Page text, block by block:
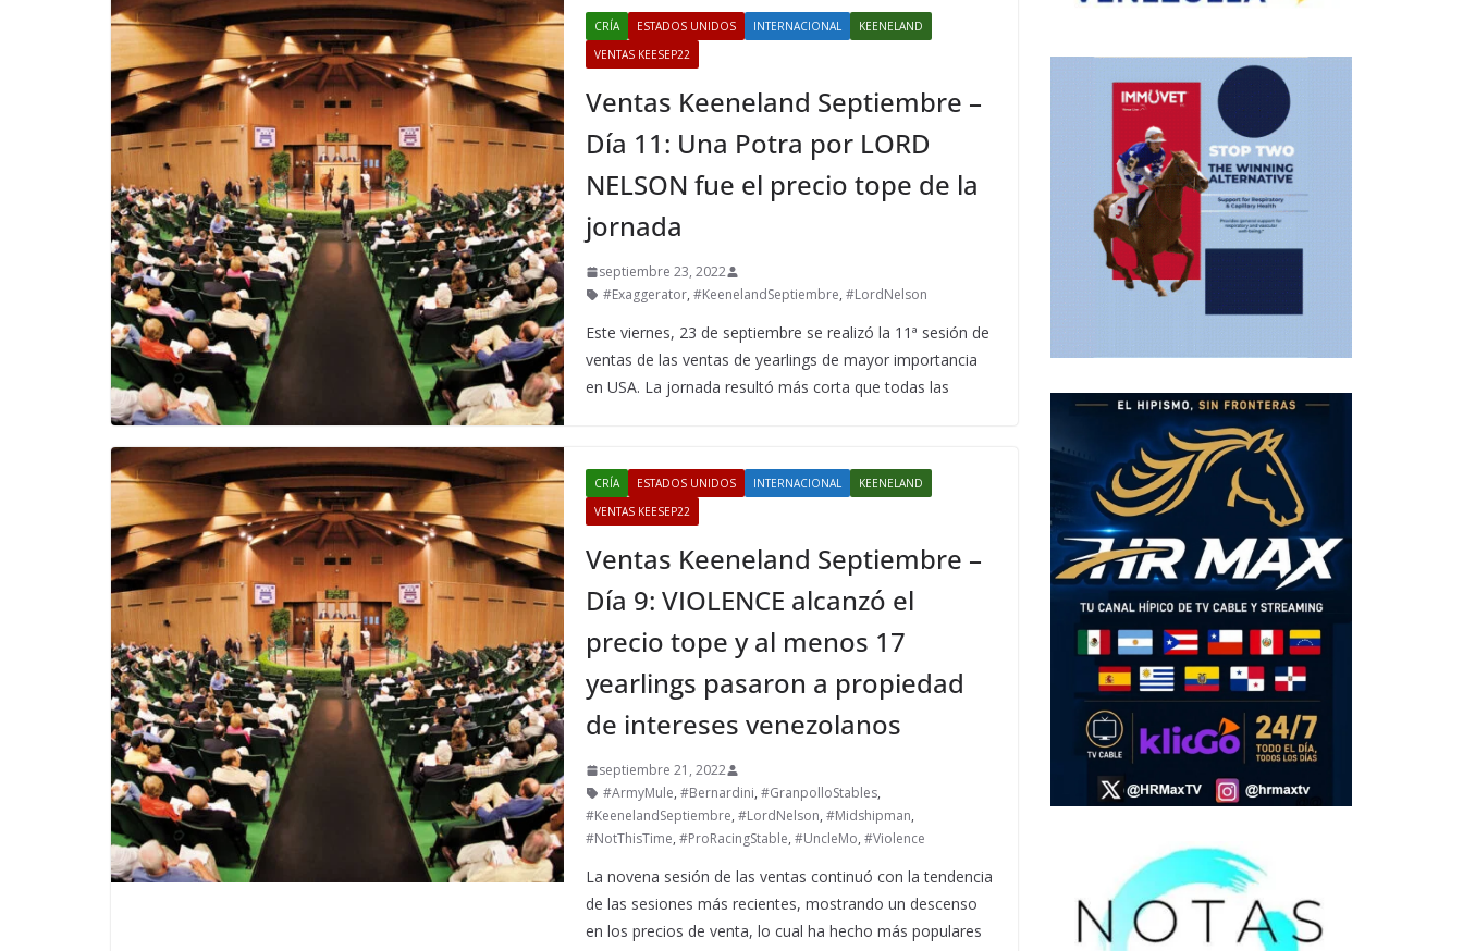
CRÍA ESTADOS UNIDOS INTERNACIONAL
KEENELAND
VENTAS KEESEP22
Ventas Keeneland Septiembre –
Día 11: Una Potra por LORD
NELSON fue el precio tope de la
jornada
septiembre 23, 2022
#Exaggerator,#KeenelandSeptiembre,#LordNelson
Este viernes, 23 de septiembre se realizó la 11ª sesión de
ventas de las ventas de yearlings de mayor importancia
en USA. La jornada resultó más corta que todas las
CRÍA ESTADOS UNIDOS INTERNACIONAL
KEENELAND
VENTAS KEESEP22
Ventas Keeneland Septiembre –
Día 9: VIOLENCE alcanzó el
precio tope y al menos 17
yearlings pasaron a propiedad
de intereses venezolanos
septiembre 21, 2022
#ArmyMule,#Bernardini,#GranpolloStables,
#KeenelandSeptiembre,#LordNelson,#Midshipman,
#NotThisTime,#ProRacingStable,#UncleMo,#Violence
La novena sesión de las ventas continuó con la tendencia
de las sesiones más recientes, mostrando un descenso
en los precios de venta, lo cual ha hecho más populares